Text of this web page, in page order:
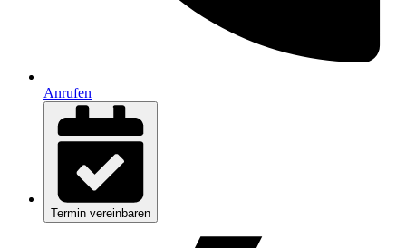
Anrufen
Termin vereinbaren